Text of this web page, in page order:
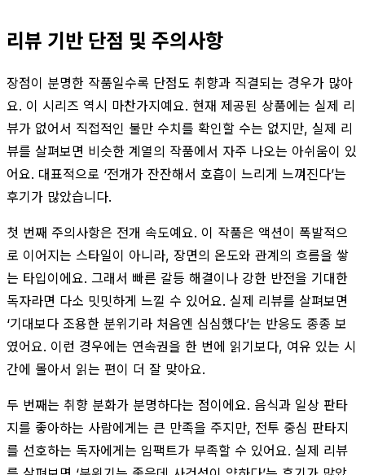
리뷰 기반 단점 및 주의사항
장점이 분명한 작품일수록 단점도 취향과 직결되는 경우가 많아
요. 이 시리즈 역시 마찬가지예요. 현재 제공된 상품에는 실제 리
뷰가 없어서 직접적인 불만 수치를 확인할 수는 없지만, 실제 리
뷰를 살펴보면 비슷한 계열의 작품에서 자주 나오는 아쉬움이 있
어요. 대표적으로 ‘전개가 잔잔해서 호흡이 느리게 느껴진다’는
후기가 많았습니다.
첫 번째 주의사항은 전개 속도예요. 이 작품은 액션이 폭발적으
로 이어지는 스타일이 아니라, 장면의 온도와 관계의 흐름을 쌓
는 타입이에요. 그래서 빠른 갈등 해결이나 강한 반전을 기대한
독자라면 다소 밋밋하게 느낄 수 있어요. 실제 리뷰를 살펴보면
‘기대보다 조용한 분위기라 처음엔 심심했다’는 반응도 종종 보
였어요. 이런 경우에는 연속권을 한 번에 읽기보다, 여유 있는 시
간에 몰아서 읽는 편이 더 잘 맞아요.
두 번째는 취향 분화가 분명하다는 점이에요. 음식과 일상 판타
지를 좋아하는 사람에게는 큰 만족을 주지만, 전투 중심 판타지
를 선호하는 독자에게는 임팩트가 부족할 수 있어요. 실제 리뷰